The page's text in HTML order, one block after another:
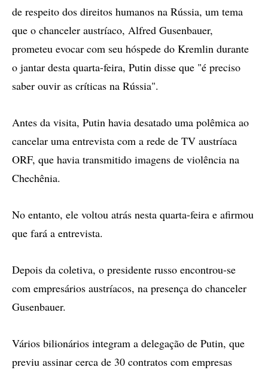
de respeito dos direitos humanos na Rússia, um tema
que o chanceler austríaco, Alfred Gusenbauer,
prometeu evocar com seu hóspede do Kremlin durante
o jantar desta quarta-feira, Putin disse que "é preciso
saber ouvir as críticas na Rússia".
Antes da visita, Putin havia desatado uma polêmica ao
cancelar uma entrevista com a rede de TV austríaca
ORF, que havia transmitido imagens de violência na
Chechênia.
No entanto, ele voltou atrás nesta quarta-feira e afirmou
que fará a entrevista.
Depois da coletiva, o presidente russo encontrou-se
com empresários austríacos, na presença do chanceler
Gusenbauer.
Vários bilionários integram a delegação de Putin, que
previu assinar cerca de 30 contratos com empresas